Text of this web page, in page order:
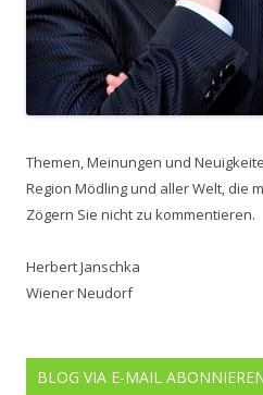
Themen, Meinungen und
Region Mödling und aller Welt, die
Zögern Sie nicht zu kommentieren.
Herbert Janschka
Wiener Neudorf
BLOG VIA E-MAIL